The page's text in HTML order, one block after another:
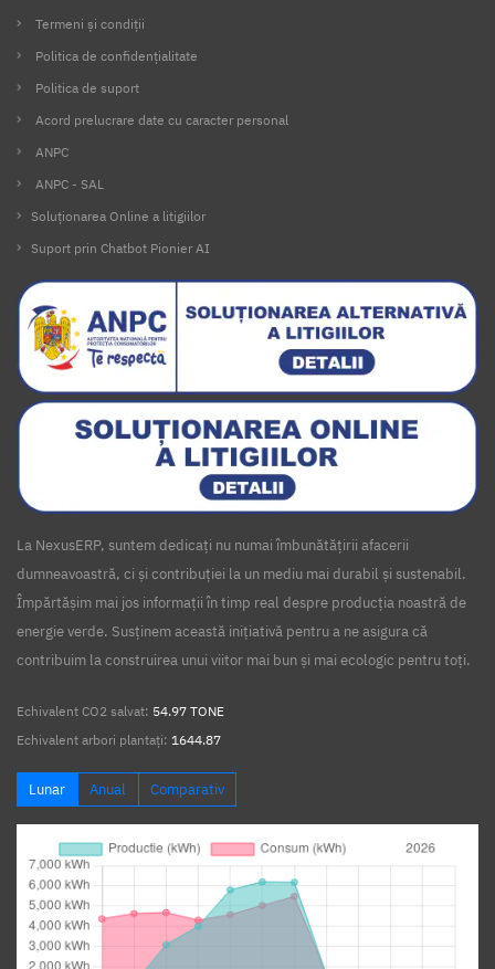
Termeni și condiții
Politica de confidențialitate
Politica de suport
Acord prelucrare date cu caracter personal
ANPC
ANPC - SAL
Soluționarea Online a litigiilor
Suport prin Chatbot Pionier AI
La NexusERP, suntem dedicați nu numai îmbunătățirii afacerii
dumneavoastră, ci și contribuției la un mediu mai durabil și sustenabil.
Împărtășim mai jos informații în timp real despre producția noastră de
energie verde. Susținem această inițiativă pentru a ne asigura că
contribuim la construirea unui viitor mai bun și mai ecologic pentru toți.
Echivalent CO2 salvat: 54.97 TONE
Echivalent arbori plantați: 1644.87
Lunar Anual Comparativ